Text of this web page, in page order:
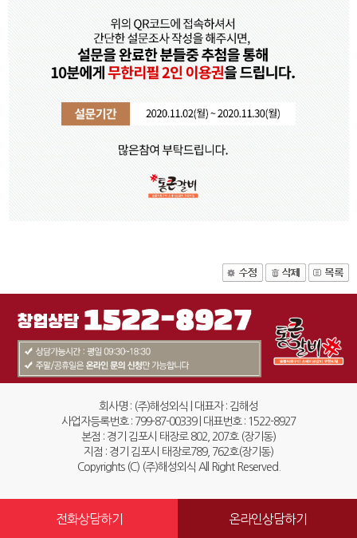
회사명 : (주)해성외식 | 대표자 : 김해성
사업자등록번호 : 799-87-00339 | 대표번호 : 1522-8927
본점 : 경기 김포시 태장로 802, 207호 (장기동)
지점 : 경기 김포시 태장로789, 762호(장기동)
Copyrights (C) (주)해성외식 All Right Reserved.
전화상담하기 온라인상담하기